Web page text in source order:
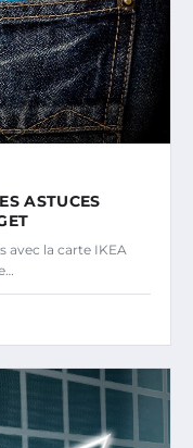
ASTUCES
avec la carte IKEA